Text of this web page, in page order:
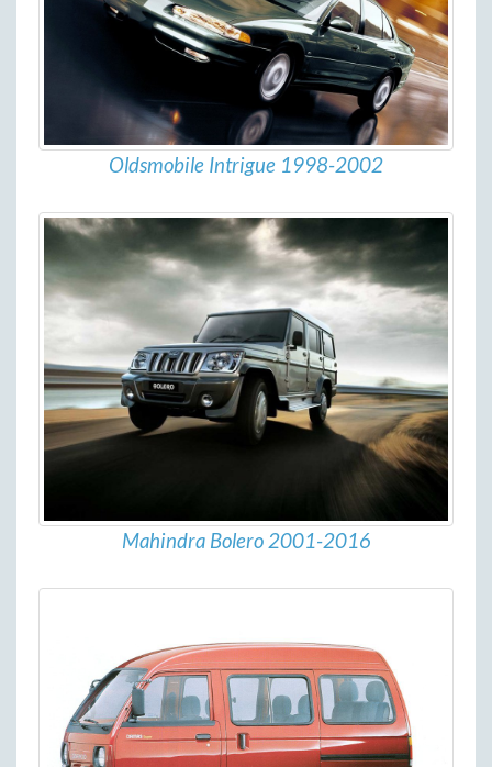
Oldsmobile Intrigue 1998-2002
Mahindra Bolero 2001-2016